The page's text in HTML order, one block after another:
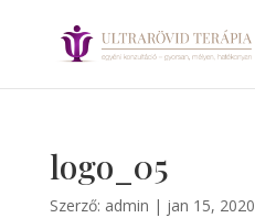
logo_05
Szerző: admin | jan 15, 2020